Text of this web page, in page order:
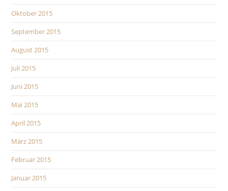
Oktober 2015
September 2015
August 2015
Juli 2015
Juni 2015
Mai 2015
April 2015
März 2015
Februar 2015
Januar 2015